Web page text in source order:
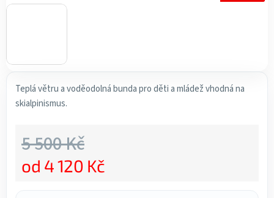
Teplá větru a voděodolná bunda pro děti a mládež vhodná na
skialpinismus.
5 500 Kč
od 4 120 Kč